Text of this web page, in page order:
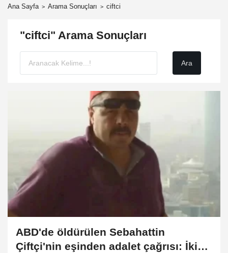
Ana Sayfa Arama Sonuçları ciftci
"ciftci" Arama Sonuçları
ABD'de öldürülen Sebahattin
Çiftçi'nin eşinden adalet çağrısı: İki